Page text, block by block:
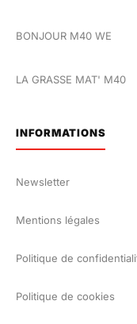
BONJOUR M40 WE
LA GRASSE MAT' M40
INFORMATIONS
Newsletter
Mentions légales
Politique de
Politique de cookies